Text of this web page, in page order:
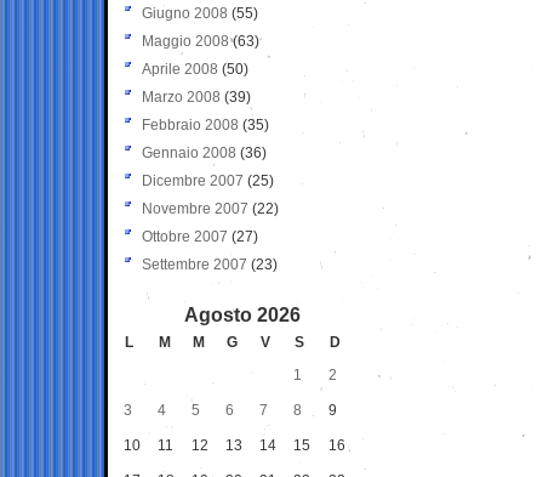
Giugno 2008 (55)
Maggio 2008(63)
Aprile 2008 (50)
Marzo 2008 (39)
Febbraio 2008 (35)
Gennaio 2008 (36)
Dicembre 2007 (25)
Novembre 2007 (22)
Ottobre 2007 (27)
Settembre 2007 (23)
Agosto 2026
L M M G V S
D
1
2
3 4 5 6 7 8 9
10 11 12 13 14 15 16